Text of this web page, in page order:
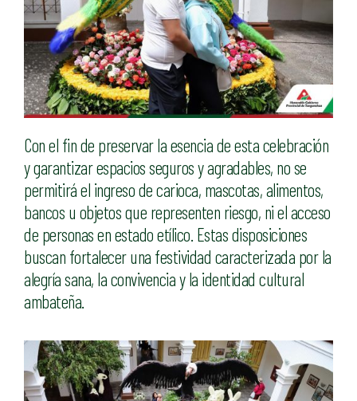
Con el fin de preservar la esencia de esta celebración
y garantizar espacios seguros y agradables, no se
permitirá el ingreso de carioca, mascotas, alimentos,
bancos u objetos que representen riesgo, ni el acceso
de personas en estado etílico. Estas disposiciones
buscan fortalecer una festividad caracterizada por la
alegría sana, la convivencia y la identidad cultural
ambateña.